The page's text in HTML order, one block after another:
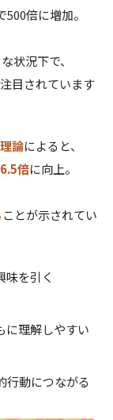
倍に増加。
状況下で、
目されています
論によると、
倍に向上。
ことが示されてい
味を引く
に理解しやすい
行動につながる